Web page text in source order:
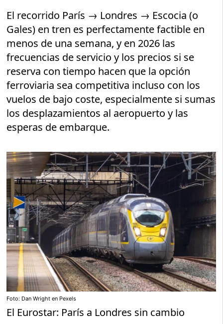
El recorrido París → Londres → Escocia (o
Gales) en tren es perfectamente factible en
menos de una semana, y en 2026 las
frecuencias de servicio y los precios si se
reserva con tiempo hacen que la opción
ferroviaria sea competitiva incluso con los
vuelos de bajo coste, especialmente si sumas
los desplazamientos al aeropuerto y las
esperas de embarque.
Foto: Dan Wright en Pexels
El Eurostar: París a Londres sin cambio